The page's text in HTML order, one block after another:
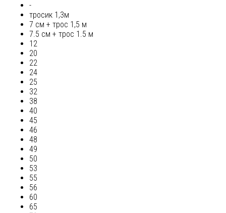
-
тросик 1,3м
7 см + трос 1,5 м
7.5 см + трос 1.5 м
12
20
22
24
25
32
38
40
45
46
48
49
50
53
55
56
60
65